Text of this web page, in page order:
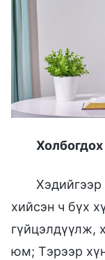
Хэдийгээр
хийсэн ч бүх
гүйцэлдүүлж,
юм; Тэрээр